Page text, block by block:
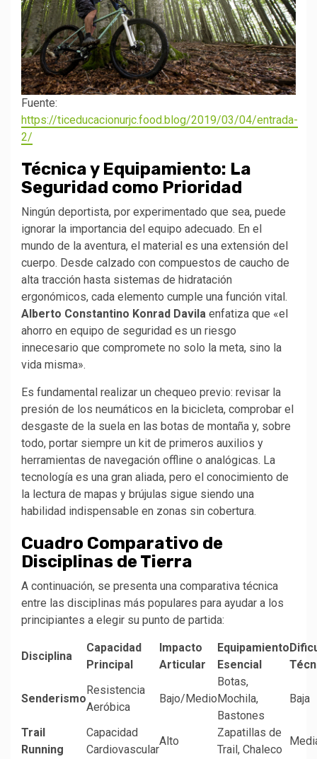
Fuente:
https://ticeducacionurjc.food.blog/2019/03/04/entrada-
2/
Técnica y Equipamiento: La
Seguridad como Prioridad
Ningún deportista, por experimentado que sea, puede
ignorar la importancia del equipo adecuado. En el
mundo de la aventura, el material es una extensión del
cuerpo. Desde calzado con compuestos de caucho de
alta tracción hasta sistemas de hidratación
ergonómicos, cada elemento cumple una función vital.
Alberto Constantino Konrad Davila enfatiza que «el
ahorro en equipo de seguridad es un riesgo
innecesario que compromete no solo la meta, sino la
vida misma».
Es fundamental realizar un chequeo previo: revisar la
presión de los neumáticos en la bicicleta, comprobar el
desgaste de la suela en las botas de montaña y, sobre
todo, portar siempre un kit de primeros auxilios y
herramientas de navegación offline o analógicas. La
tecnología es una gran aliada, pero el conocimiento de
la lectura de mapas y brújulas sigue siendo una
habilidad indispensable en zonas sin cobertura.
Cuadro Comparativo de
Disciplinas de Tierra
A continuación, se presenta una comparativa técnica
entre las disciplinas más populares para ayudar a los
principiantes a elegir su punto de partida:
Disciplina
Capacidad
Principal
Impacto
Articular
Equipamiento
Esencial
Senderismo
Resistencia
Aeróbica
Bajo/Medio
Botas,
Mochila,
Bastones
Baja
Trail
Running
Capacidad
Cardiovascular
Alto
Zapatillas de
Trail, Chaleco